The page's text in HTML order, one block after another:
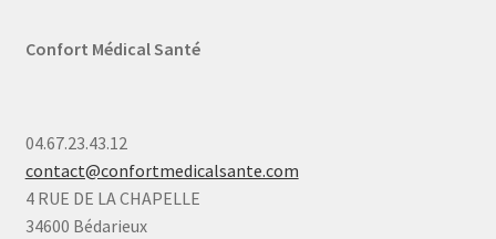
Confort Médical Santé
04.67.23.43.12
contact@confortmedicalsante.com
4 RUE DE LA CHAPELLE
34600 Bédarieux